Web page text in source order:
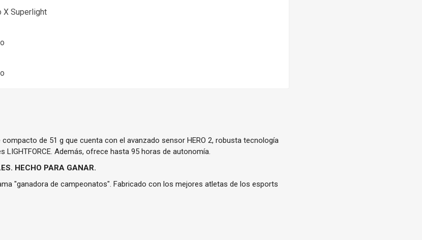
X Superlight
compacto de 51 g que cuenta con el avanzado sensor HERO 2, robusta tecnología
LIGHTFORCE. Además, ofrece hasta 95 horas de autonomía.
HECHO PARA GANAR.
"ganadora de campeonatos". Fabricado con los mejores atletas de los esports